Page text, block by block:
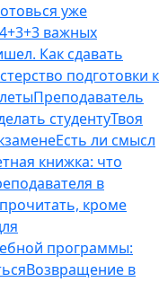
уже
важных
Как сдавать
подготовки к
Преподаватель
студентуТвоя
Есть ли смысл
книжка: что
в
кроме
программы:
Возвращение в